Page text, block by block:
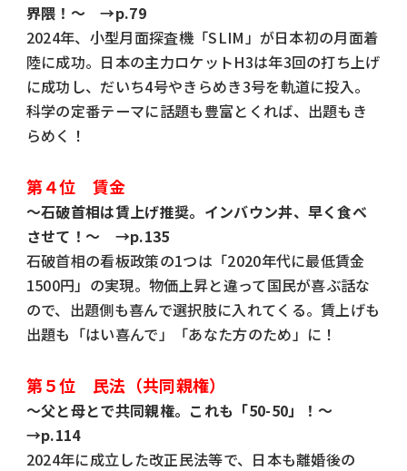
界隈！～ →p.79
2024年、小型月面探査機「SLIM」が日本初の月面着
陸に成功。日本の主力ロケットH3は年3回の打ち上げ
に成功し、だいち4号やきらめき3号を軌道に投入。
科学の定番テーマに話題も豊富とくれば、出題もき
らめく！
第４位 賃金
～石破首相は賃上げ推奨。インバウン丼、早く食べ
させて！～ →p.135
石破首相の看板政策の1つは「2020年代に最低賃金
1500円」の実現。物価上昇と違って国民が喜ぶ話な
ので、出題側も喜んで選択肢に入れてくる。賃上げも
出題も「はい喜んで」「あなた方のため」に！
第５位 民法（共同親権）
～父と母とで共同親権。これも「50-50」！～
→p.114
2024年に成立した改正民法等で、日本も離婚後の